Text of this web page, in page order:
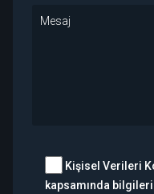
Kişisel Verileri
kapsamında